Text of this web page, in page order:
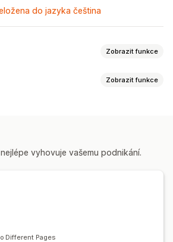
do jazyka čeština
Zobrazit funkce
mobilní zařízení
Zobrazit funkce
vyhovuje vašemu podnikání.
Different Pages